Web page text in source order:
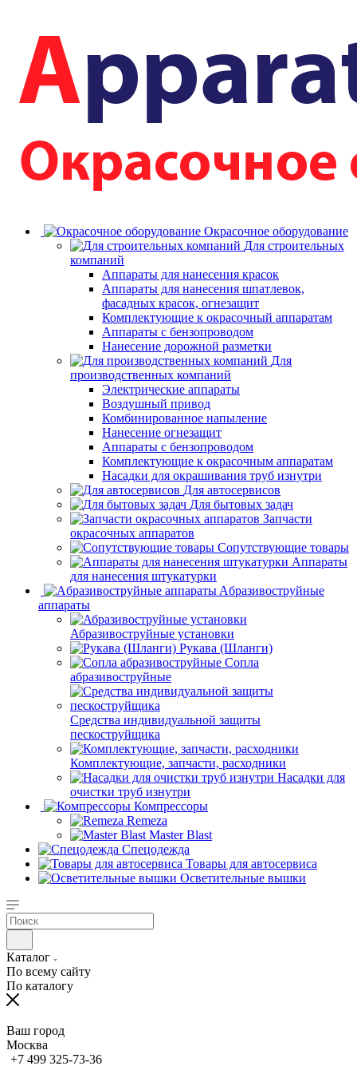
Окрасочное оборудование
Для строительных
компаний
Аппараты для нанесения красок
Аппараты для нанесения шпатлевок,
фасадных красок, огнезащит
Комплектующие к окрасочный аппаратам
Аппараты с бензопроводом
Нанесение дорожной разметки
Для
производственных компаний
Электрические аппараты
Воздушный привод
Комбинированное напыление
Нанесение огнезащит
Аппараты с бензопроводом
Комплектующие к окрасочным аппаратам
Насадки для окрашивания труб изнутри
Для автосервисов
Для бытовых задач
Запчасти
окрасочных аппаратов
Сопутствующие товары
Аппараты
для нанесения штукатурки
Aбразивоструйные
аппараты
Абразивоструйные установки
Рукава (Шланги)
Сопла
абразивоструйные
Средства индивидуальной защиты
пескоструйщика
Комплектующие, запчасти, расходники
Насадки для
очистки труб изнутри
Компрессоры
Remeza
Master Blast
Спецодежда
Товары для автосервиса
Осветительные вышки
Каталог
По всему сайту
По каталогу
Ваш город
Москва
+7 499 325-73-36